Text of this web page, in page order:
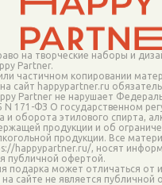
на творческие наборы и
Partner.
частичном копировании
сайт happypartner.ru
Partner не нарушает
N 171-ФЗ О государственном
и оборота этилового спирта,
продукции и об
продукции. Все
happypartner.ru/, носят
публичной офертой.
подарка может отличаться от
сайте не является публичной